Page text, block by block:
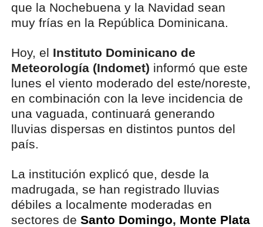
que la Nochebuena y la Navidad sean
muy frías en la República Dominicana.
Hoy, el Instituto Dominicano de
Meteorología (Indomet) informó que este
lunes el viento moderado del este/noreste,
en combinación con la leve incidencia de
una vaguada, continuará generando
lluvias dispersas en distintos puntos del
país.
La institución explicó que, desde la
madrugada, se han registrado lluvias
débiles a localmente moderadas en
sectores de Santo Domingo, Monte Plata